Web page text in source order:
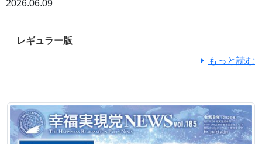
2026.06.09
レギュラー版
もっと読む